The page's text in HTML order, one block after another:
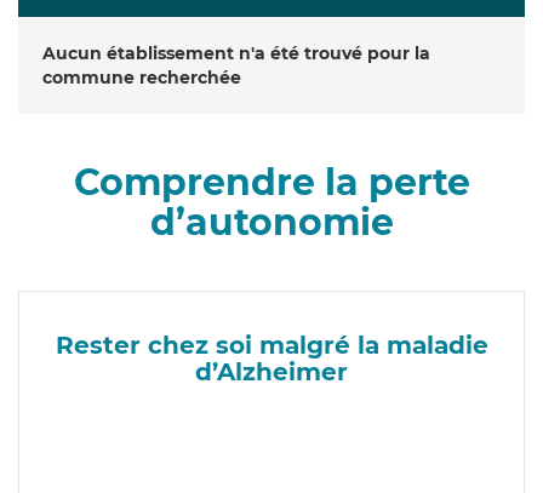
Aucun établissement n'a été trouvé pour la
commune recherchée
Comprendre la perte
d’autonomie
Rester chez soi malgré la maladie
d’Alzheimer